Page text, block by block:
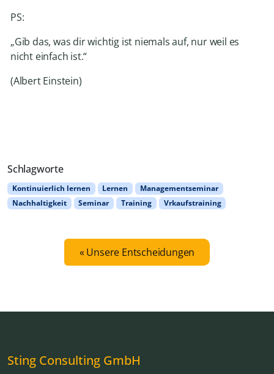
PS:
„Gib das, was dir wichtig ist niemals auf, nur weil es
nicht einfach ist.“
(Albert Einstein)
Schlagworte
Kontinuierlich lernen Lernen
Managementseminar
Nachhaltigkeit
Seminar Training Vrkaufstraining
Unsere Entscheidungen
Sting Consulting GmbH